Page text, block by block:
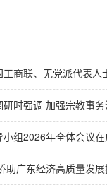
商联、无党派代表
时强调 加强宗教事
组2026年全体会议
助广东经济高质量发